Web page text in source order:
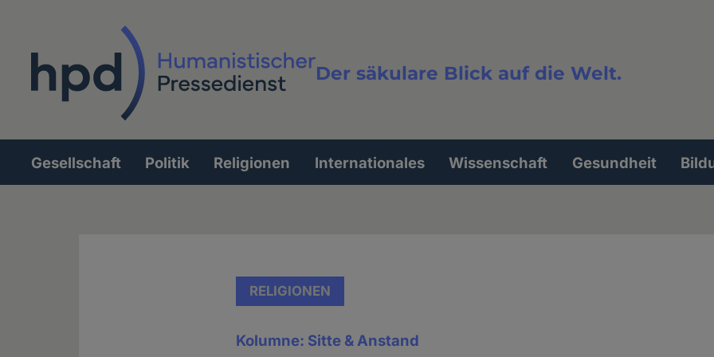
Der säkulare Blick auf die Welt.
Volltextsuche
Hauptnavigation
Gesellschaft Politik Religionen Internationales Wissenschaft Gesundheit
RELIGIONEN
Kolumne: Sitte & Anstand